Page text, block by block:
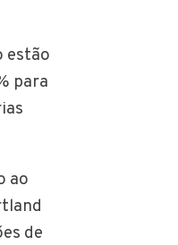
estão
para
ao
de